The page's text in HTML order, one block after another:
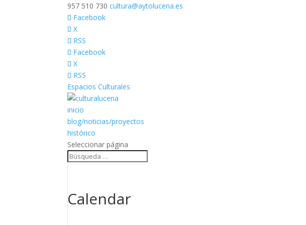
957 510 730 cultura@aytolucena.es
Facebook
X
RSS
Facebook
X
RSS
Espacios Culturales
inicio
blog/noticias/proyectos
histórico
Seleccionar página
Calendar